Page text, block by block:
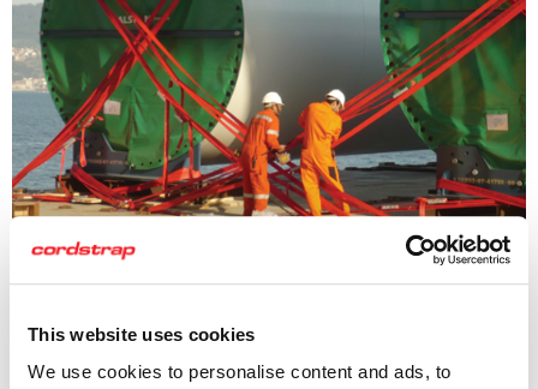
This website uses cookies
We use cookies to personalise content and ads, to
コードストラップの ストラッ
ピング製品